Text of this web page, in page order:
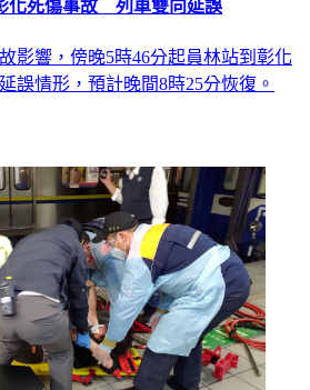
化死傷事故 列車雙向延誤
影響，傍晚5時46分起員林站到彰化
誤情形，預計晚間8時25分恢復。